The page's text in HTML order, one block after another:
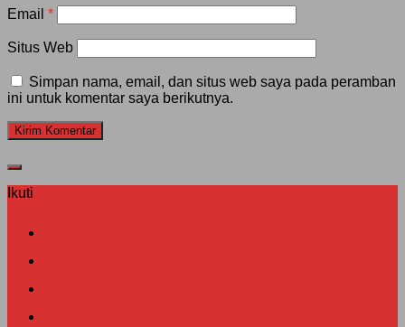
Email *
Situs Web
Simpan nama, email, dan situs web saya pada peramban
ini untuk komentar saya berikutnya.
Ikuti